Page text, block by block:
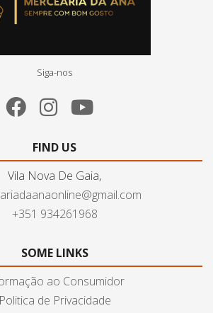
Siga-nos
FIND US
Vila Nova De Gaia,
+351 934261968
SOME LINKS
ao Consumidor
Politica de Privacidade